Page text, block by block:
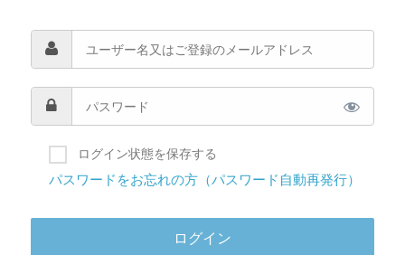
ログイン状態を保存する
パスワードをお忘れの方（パスワード自動再発行）